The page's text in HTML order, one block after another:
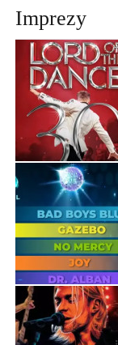
Imprezy